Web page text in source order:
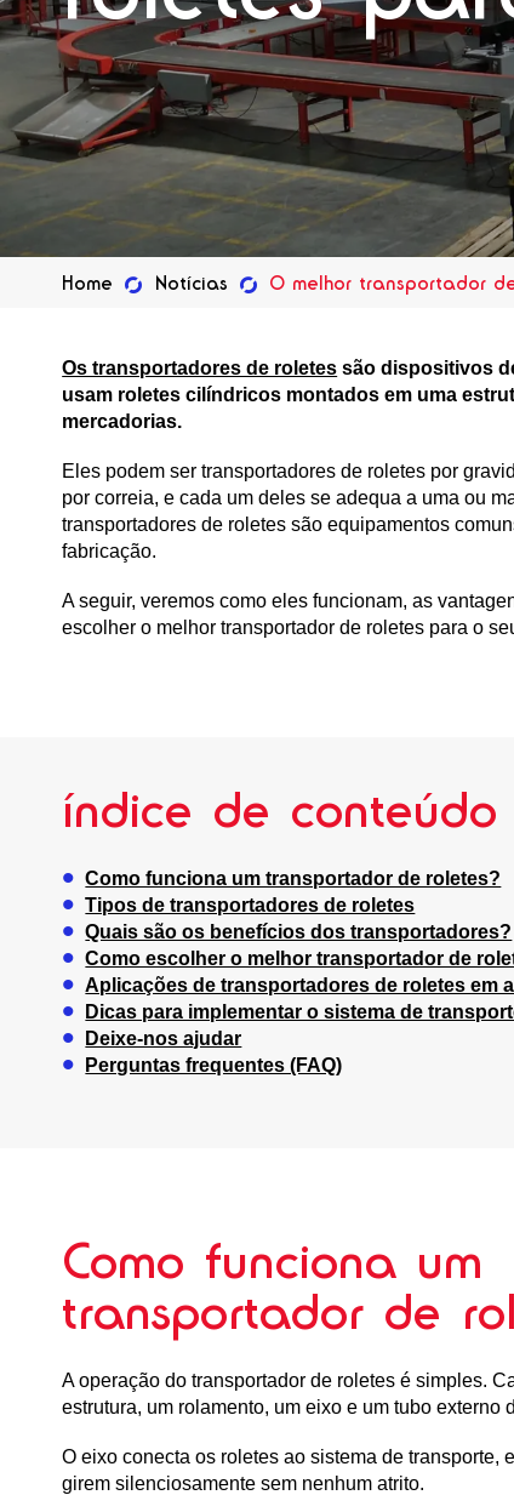
Home Notícias O melhor transportador
Os transportadores de roletes são dispositivos
usam roletes cilíndricos montados em uma
mercadorias.
Eles podem ser transportadores de roletes por
por correia, e cada um deles se adequa a uma ou
transportadores de roletes são equipamentos
fabricação.
A seguir, veremos como eles funcionam, as
escolher o melhor transportador de roletes para o
índice de conteúdo
Como funciona um transportador de roletes?
Tipos de transportadores de roletes
Quais são os benefícios dos transportadores?
Como escolher o melhor transportador de
Aplicações de transportadores de roletes em
Dicas para implementar o sistema de
Deixe-nos ajudar
Perguntas frequentes (FAQ)
Como funciona um
transportador de
A operação do transportador de roletes é simples.
estrutura, um rolamento, um eixo e um tubo externo
O eixo conecta os roletes ao sistema de transporte,
girem silenciosamente sem nenhum atrito.